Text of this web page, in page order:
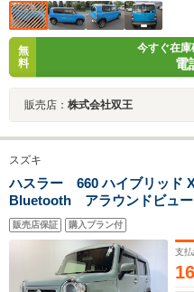
無
料
今すぐ在
電
販売店： 株式会社双王
スズキ
ハスラー 660 ハイブリッ
Bluetooth アラウンドビュー
販売店保証 購入プラン付
支